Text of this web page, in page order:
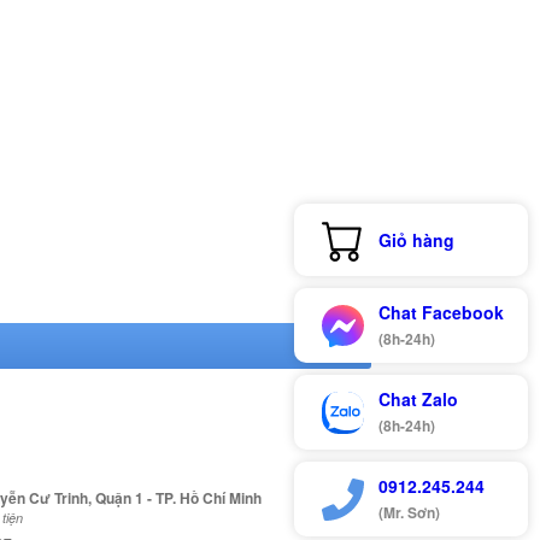
Cư Trinh, Quận 1 - TP. Hồ Chí Minh
Giỏ hàng
Chat Facebook
(8h-24h)
Chat Zalo
(8h-24h)
0912.245.244
(Mr. Sơn)